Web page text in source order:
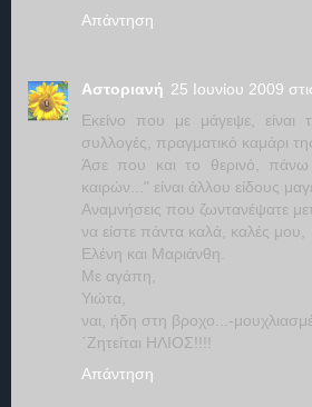
Απάντηση
Αστοριανή 25 Ιουνίου 2009
Εκείνο που με μάγεψε, είναι
συλλογές, πραγματικό καμάρι
Άσε που και το θερινό,
καιρών..." είναι άλλου είδους
Αναμνήσεις που ζωντανέψατε
να είστε πάντα καλά, καλές μου,
Ελένη και Μαριάνθη.
Με αγάπη,
Υιώτα,
ναι, ήδη στη βροχο...-
΄Ζητείται ΗΛΙΟΣ!!!!
Απάντηση